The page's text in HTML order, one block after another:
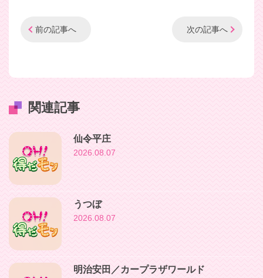
前の記事へ 次の記事へ
関連記事
仙令平庄
2026.08.07
うつぼ
2026.08.07
明治安田／カープラザワールド